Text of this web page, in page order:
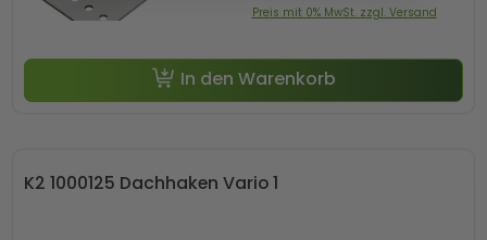
Preis mit 0% MwSt. zzgl. Versand
In den Warenkorb
K2 1000125 Dachhaken Vario 1